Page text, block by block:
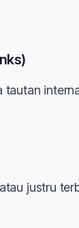
justru